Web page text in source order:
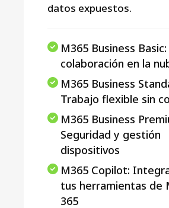
datos expuestos.
M365 Business
colaboración en la
M365 Business
Trabajo flexible sin
M365 Business
Seguridad y gestión
dispositivos
M365 Copilot:
tus herramientas de
365